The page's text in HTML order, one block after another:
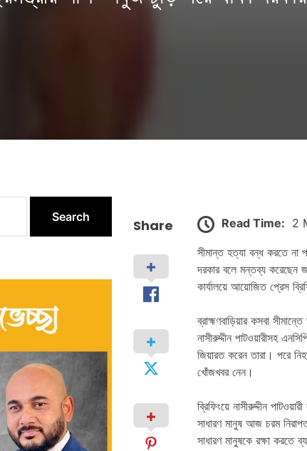
Share Read Time: 2
সীমান্ত হত্যা বন্ধ করতে না
দরকার বলে মন্তব্য করেছেন
কার্যালয়ে আয়োজিত প্রেস
ব্রাহ্মণবাড়িয়ার কসবা
নাসীরুদ্দীন পাটওয়ারীসহ
জিয়ারত করেন তারা। পরে
খোঁজখবর নেন।
ব্রিফিংয়ে নাসীরুদ্দীন
সাধারণ মানুষ আজ চরম
সাধারণ মানুষকে রক্ষা করতে